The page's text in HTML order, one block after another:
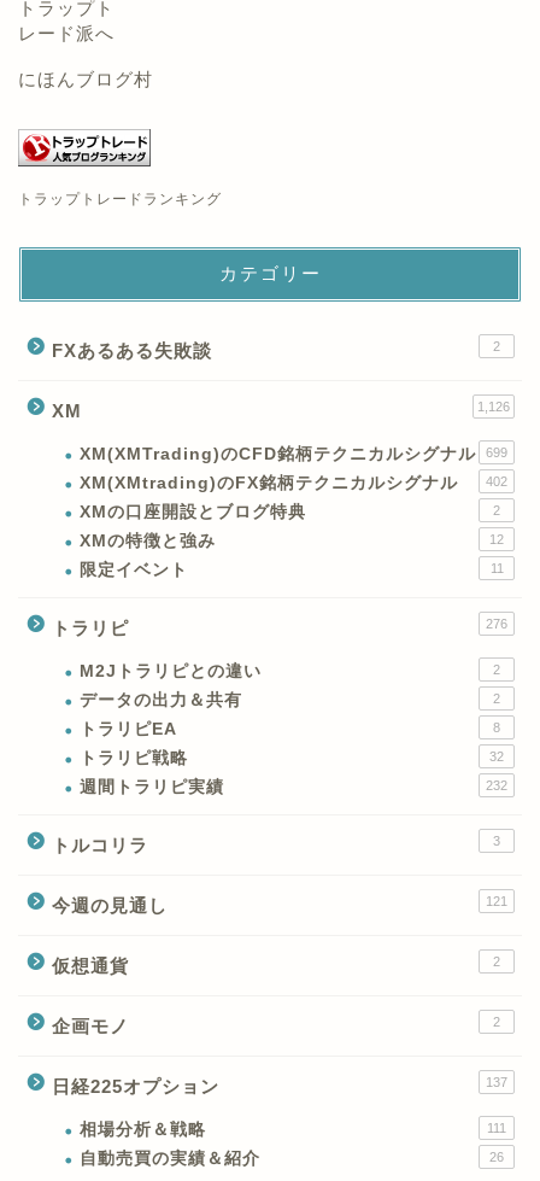
にほんブログ村
トラップトレードランキング
カテゴリー
FXあるある失敗談 2
XM 1,126
XM(XMTrading)のCFD銘柄テクニカルシグナル 699
XM(XMtrading)のFX銘柄テクニカルシグナル 402
XMの口座開設とブログ特典 2
XMの特徴と強み 12
限定イベント 11
トラリピ 276
M2Jトラリピとの違い 2
データの出力＆共有 2
トラリピEA 8
トラリピ戦略 32
週間トラリピ実績 232
トルコリラ 3
今週の見通し 121
仮想通貨 2
企画モノ 2
日経225オプション 137
相場分析＆戦略 111
自動売買の実績＆紹介 26